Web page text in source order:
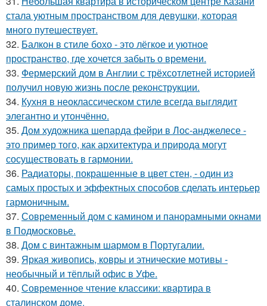
стала уютным пространством для девушки, которая
много путешествует.
32. Балкон в стиле бохо - это лёгкое и уютное
пространство, где хочется забыть о времени.
33. Фермерский дом в Англии с трёхсотлетней историей
получил новую жизнь после реконструкции.
34. Кухня в неоклассическом стиле всегда выглядит
элегантно и утончённо.
35. Дом художника шепарда фейри в Лос-анджелесе -
это пример того, как архитектура и природа могут
сосуществовать в гармонии.
36. Радиаторы, покрашенные в цвет стен, - один из
самых простых и эффектных способов сделать интерьер
гармоничным.
37. Современный дом с камином и панорамными окнами
в Подмосковье.
38. Дом с винтажным шармом в Португалии.
39. Яркая живопись, ковры и этнические мотивы -
необычный и тёплый офис в Уфе.
40. Современное чтение классики: квартира в
сталинском доме.